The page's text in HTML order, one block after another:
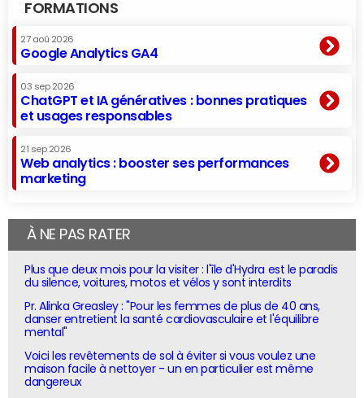
FORMATIONS
27 aoû 2026
Google Analytics GA4
03 sep 2026
ChatGPT et IA génératives : bonnes pratiques
et usages responsables
21 sep 2026
Web analytics : booster ses performances
marketing
À NE PAS RATER
Plus que deux mois pour la visiter : l'île d'Hydra est le paradis
du silence, voitures, motos et vélos y sont interdits
Pr. Alinka Greasley : "Pour les femmes de plus de 40 ans,
danser entretient la santé cardiovasculaire et l'équilibre
mental"
Voici les revêtements de sol à éviter si vous voulez une
maison facile à nettoyer - un en particulier est même
dangereux